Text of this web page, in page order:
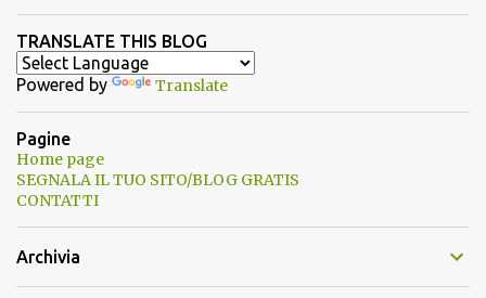
TRANSLATE THIS BLOG
Powered by Translate
Pagine
Home page
SEGNALA IL TUO SITO/BLOG GRATIS
CONTATTI
Archivia